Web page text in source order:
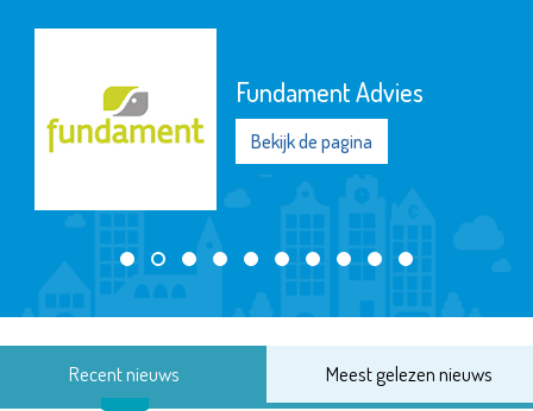
Fundament Advies
Bekijk de pagina
Recent nieuws Meest gelezen nieuws